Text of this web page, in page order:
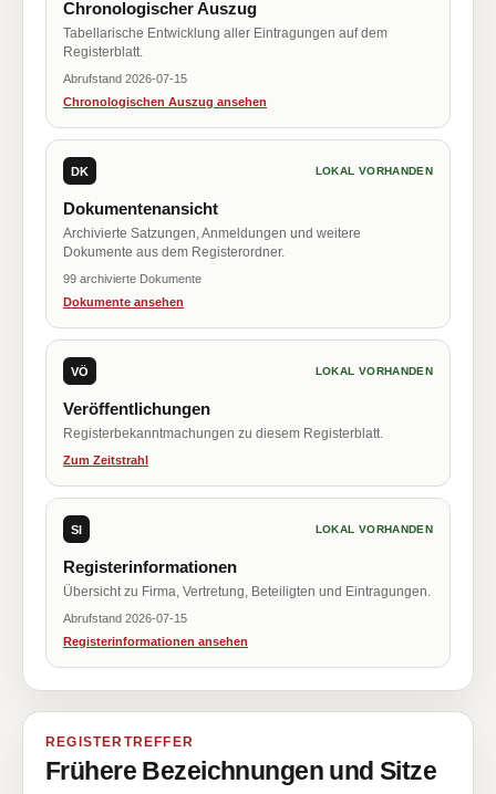
Chronologischer Auszug
Tabellarische Entwicklung aller Eintragungen auf dem
Registerblatt.
Abrufstand 2026-07-15
Chronologischen Auszug ansehen
DK LOKAL VORHANDEN
Dokumentenansicht
Archivierte Satzungen, Anmeldungen und weitere
Dokumente aus dem Registerordner.
99 archivierte Dokumente
Dokumente ansehen
VÖ LOKAL VORHANDEN
Veröffentlichungen
Registerbekanntmachungen zu diesem Registerblatt.
Zum Zeitstrahl
SI LOKAL VORHANDEN
Registerinformationen
Übersicht zu Firma, Vertretung, Beteiligten und Eintragungen.
Abrufstand 2026-07-15
Registerinformationen ansehen
REGISTERTREFFER
Frühere Bezeichnungen und Sitze